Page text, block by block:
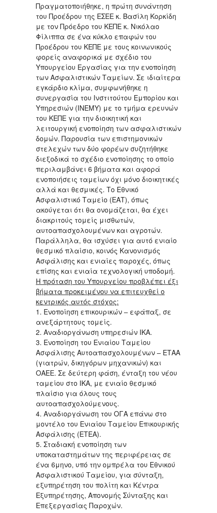
Πραγματοποιήθηκε, η πρώτη συνάντηση
του Προέδρου της ΕΣΕΕ κ. Βασίλη Κορκίδη
με τον Πρόεδρο του ΚΕΠΕ κ. Νικόλαο
Φίλιππα σε ένα κύκλο επαφών του
Προέδρου του ΚΕΠΕ με τους κοινωνικούς
φορείς αναφορικά με σχέδιο του
Υπουργείου Εργασίας για την ενοποίηση
των Ασφαλιστικών Ταμείων. Σε ιδιαίτερα
εγκάρδιο κλίμα, συμφωνήθηκε η
συνεργασία του Ινστιτούτου Εμπορίου και
Υπηρεσιών (ΙΝΕΜΥ) με το τμήμα ερευνών
του ΚΕΠΕ για την διοικητική και
λειτουργική ενοποίηση των ασφαλιστικών
δομών. Παρουσία των επιστημονικών
στελεχών των δύο φορέων συζητήθηκε
διεξοδικά το σχέδιο ενοποίησης το οποίο
περιλαμβάνει 6 βήματα και αφορά
ενοποιήσεις ταμείων όχι μόνο διοικητικές
αλλά και θεσμικές. Το Εθνικό
Ασφαλιστικό Ταμείο (ΕΑΤ), όπως
ακούγεται ότι θα ονομάζεται, θα έχει
διακριτούς τομείς μισθωτών,
αυτοαπασχολουμένων και αγροτών.
Παράλληλα, θα ισχύσει για αυτό ενιαίο
θεσμικό πλαίσιο, κοινός Κανονισμός
Ασφάλισης και ενιαίες παροχές, όπως
επίσης και ενιαία τεχνολογική υποδομή.
Η πρόταση του Υπουργείου προβλέπει έξι
βήματα προκειμένου να επιτευχθεί ο
κεντρικός αυτός στόχος:
1. Ενοποίηση επικουρικών – εφάπαξ, σε
ανεξάρτητους τομείς.
2. Αναδιοργάνωση υπηρεσιών ΙΚΑ.
3. Ενοποίηση του Ενιαίου Ταμείου
Ασφάλισης Αυτοαπασχολουμένων – ΕΤΑΑ
(γιατρών, δικηγόρων μηχανικών) και
ΟΑΕΕ. Σε δεύτερη φάση, ένταξη του νέου
ταμείου στο ΙΚΑ, με ενιαίο θεσμικό
πλαίσιο για όλους τους
αυτοαπασχολούμενους.
4. Αναδιοργάνωση του ΟΓΑ επάνω στο
μοντέλο του Ενιαίου Ταμείου Επικουρικής
Ασφάλισης (ΕΤΕΑ).
5. Σταδιακή ενοποίηση των
υποκαταστημάτων της περιφέρειας σε
ένα 6μηνο, υπό την ομπρέλα του Εθνικού
Ασφαλιστικού Ταμείου, για σύνταξη,
εξυπηρέτηση του πολίτη και Κέντρα
Εξυπηρέτησης, Απονομής Σύνταξης και
Επεξεργασίας Παροχών.